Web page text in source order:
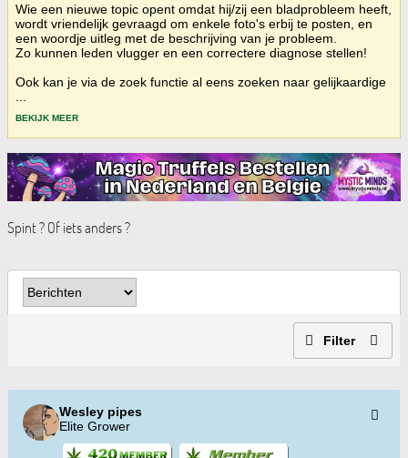
Wie een nieuwe topic opent omdat hij/zij een bladprobleem heeft,
wordt vriendelijk gevraagd om enkele foto's erbij te posten, en
een woordje uitleg met de beschrijving van je probleem.
Zo kunnen leden vlugger en een correctere diagnose stellen!
Ook kan je via de zoek functie al eens zoeken naar gelijkaardige
BEKIJK MEER
Spint ? Of iets anders ?
Filter
Wesley pipes
Elite Grower